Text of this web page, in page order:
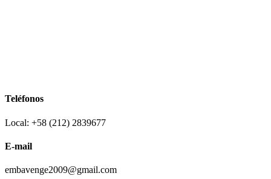
Teléfonos
Local: +58 (212) 2839677
E-mail
embavenge2009@gmail.com